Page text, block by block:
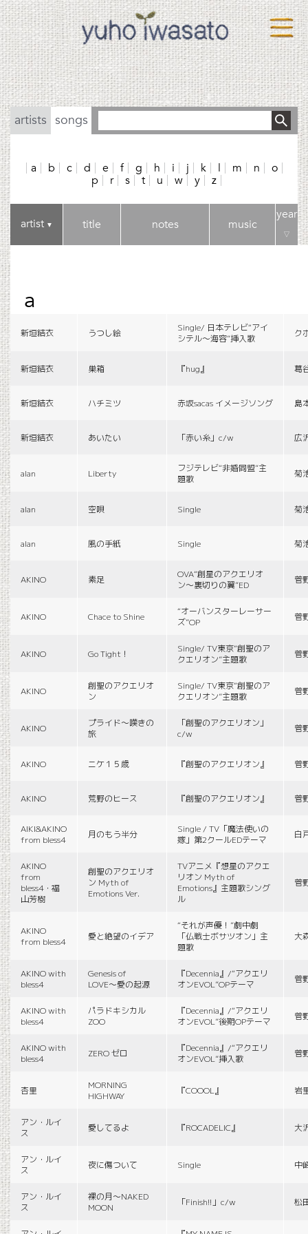
artists songs
a b c d e f g h i j k l m n
o
p
r s t u w y z
artist▼ title notes music
year
▽
a
新垣結衣 うつし絵
Single/ 日本テレビ“アイ
シテル〜海容”挿入歌
ク
新垣結衣 巣箱 『hug』 葛
新垣結衣 ハチミツ 赤坂sacas イメージソング 島
新垣結衣 あいたい 「赤い糸」c/w 広
alan Liberty
フジテレビ“非婚同盟”主
題歌
菊
alan 空唄 Single 菊
alan 風の手紙 Single 菊
AKINO 素足
OVA“創星のアクエリオ
ン〜裏切りの翼”ED
菅
AKINO Chace to Shine
“オーバンスターレーサー
ズ”OP
菅
AKINO Go Tight！
Single/ TV東京“創聖のア
クエリオン”主題歌
菅
AKINO
創聖のアクエリオ
ン
Single/ TV東京“創聖のア
クエリオン”主題歌
菅
AKINO
プライド〜嘆きの
旅
「創聖のアクエリオン」
c/w
菅
AKINO ニケ１５歳 『創聖のアクエリオン』 菅
AKINO 荒野のヒース 『創聖のアクエリオン』 菅
AIKI&AKINO
from bless4
月のもう半分
Single / TV「魔法使いの
嫁」第2クールEDテーマ
白
AKINO
from
bless4・福
山芳樹
創聖のアクエリオ
ン Myth of
Emotions Ver.
TVアニメ『想星のアクエ
リオン Myth of
Emotions』主題歌シング
ル
菅
AKINO
from bless4
愛と絶望のイデア
“それが声優！”劇中劇
「仏戦士ボサツオン」主
題歌
大
AKINO with
bless4
Genesis of
LOVE〜愛の起源
『Decennia』/“アクエリ
オンEVOL”OPテーマ
菅
AKINO with
bless4
パラドキシカル
ZOO
『Decennia』/“アクエリ
オンEVOL”後期OPテーマ
菅
AKINO with
bless4
ZERO ゼロ
『Decennia』/“アクエリ
オンEVOL”挿入歌
菅
杏里
MORNING
HIGHWAY
『COOOL』 岩
アン・ルイ
ス
愛してるよ 『ROCADELIC』 大
アン・ルイ
ス
夜に傷ついて Single 中
アン・ルイ
ス
裸の月〜NAKED
MOON
「Finish!!」c/w 松